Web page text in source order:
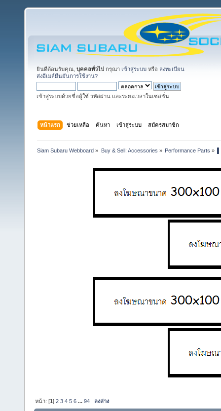
ยินดีต้อนรับคุณ, บุคคลทั่วไป กรุณา เข้าสู่ระบบ หรือ ลงทะเบียน
ส่งอีเมล์ยืนยันการใช้งาน?
เข้าสู่ระบบด้วยชื่อผู้ใช้ รหัสผ่าน และระยะเวลาในเซสชั่น
หน้าแรก ช่วยเหลือ ค้นหา เข้าสู่ระบบ สมัครสมาชิก
Siam Subaru Webboard » Buy & Sell: Accessories » Performance Parts »
หน้า: [1]2 3 4 5 6 ...94 ลงล่าง